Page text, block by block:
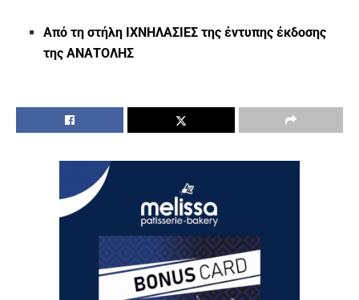
Από τη στήλη ΙΧΝΗΛΑΣΙΕΣ της έντυπης έκδοσης
της ΑΝΑΤΟΛΗΣ